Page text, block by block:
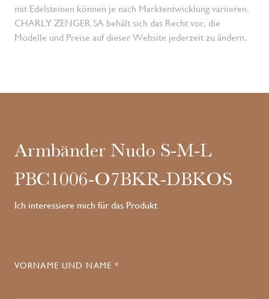
mit Edelsteinen können je nach Marktentwicklung variieren.
CHARLY ZENGER SA behält sich das Recht vor, die
Modelle und Preise auf dieser Website jederzeit zu ändern.
Armbänder Nudo S-M-L
PBC1006-O7BKR-DBKOS
Ich interessiere mich für das Produkt
VORNAME UND NAME *